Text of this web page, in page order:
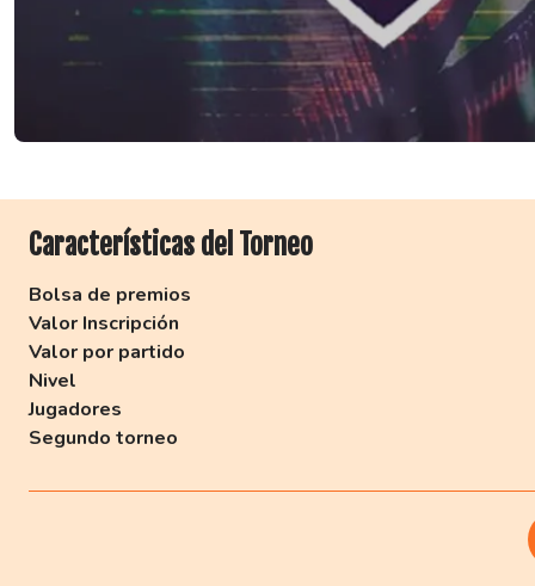
Características del Torneo
Bolsa de premios
Valor Inscripción
Valor por partido
Nivel
Jugadores
Segundo torneo